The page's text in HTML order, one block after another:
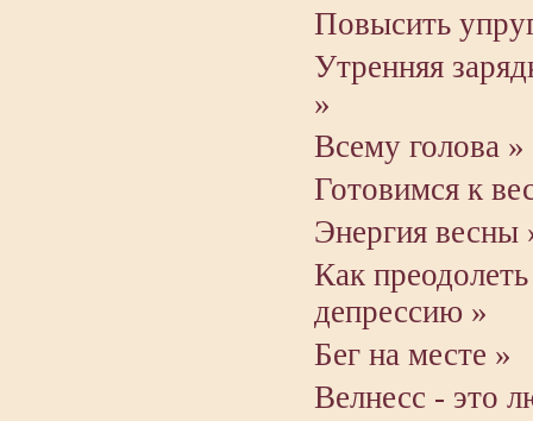
Повысить
Утренняя
»
Всему голова »
Готовимся к
Энергия весны
Как
депрессию »
Бег на месте »
Велнесс - это